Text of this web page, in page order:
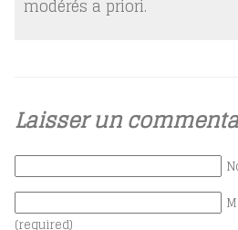
modérés a priori.
Laisser un
(required)